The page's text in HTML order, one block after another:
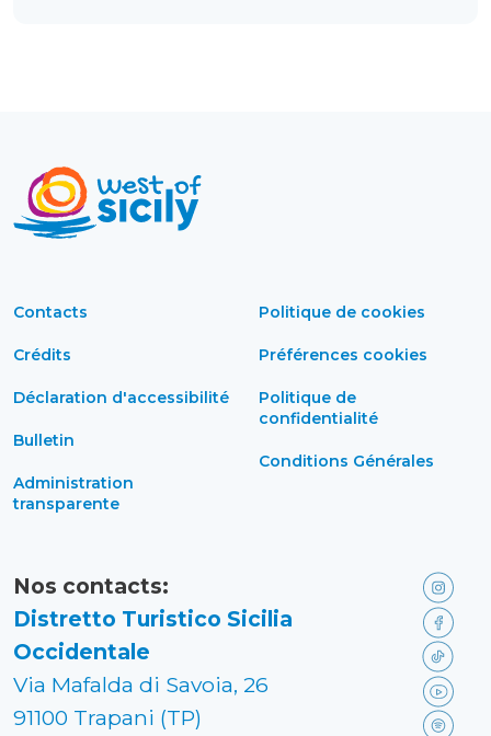
Contacts
Crédits
Déclaration d'accessibilité
Bulletin
Administration
transparente
Politique de cookies
Préférences cookies
Politique de
confidentialité
Conditions Générales
Nos contacts:
Distretto Turistico Sicilia
Occidentale
Via Mafalda di Savoia, 26
91100 Trapani (TP)